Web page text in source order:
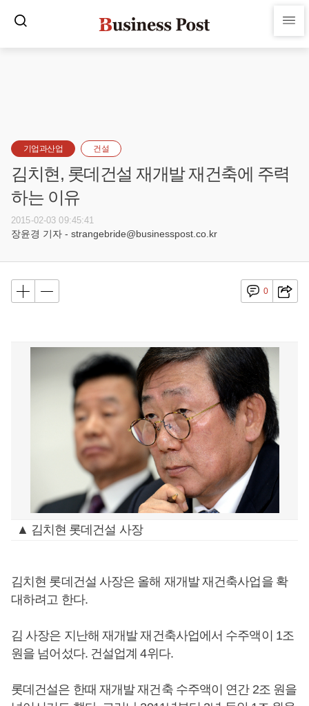
기업과산업 건설
김치현, 롯데건설 재개발 재건축에 주력
하는 이유
2015-02-03 09:45:41
장윤경 기자 - strangebride@businesspost.co.kr
0
▲ 김치현 롯데건설 사장
김치현 롯데건설 사장은 올해 재개발 재건축사업을 확
대하려고 한다.
김 사장은 지난해 재개발 재건축사업에서 수주액이 1조
원을 넘어섰다. 건설업계 4위다.
롯데건설은 한때 재개발 재건축 수주액이 연간 2조 원을